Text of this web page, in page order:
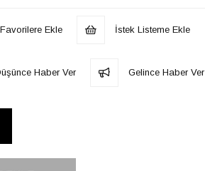
Favorilere Ekle İstek Listeme Ekle
Haber Ver Gelince Haber Ver